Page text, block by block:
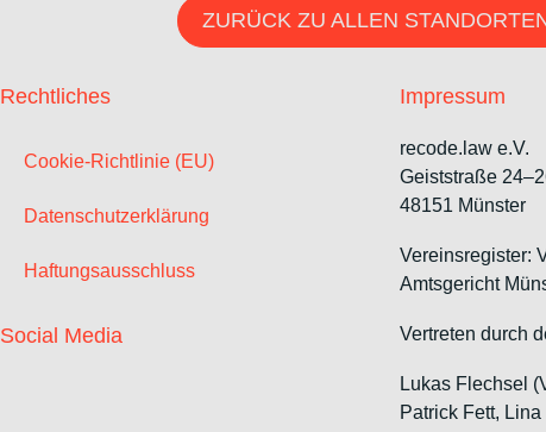
ZURÜCK ZU ALLEN
Rechtliches
Cookie-Richtlinie (EU)
Datenschutzerklärung
Haftungsausschluss
Social Media
Impressum
recode.law e.V.
Geiststraße
48151 Münster
Vereinsregister:
Amtsgericht
Vertreten durch
Lukas Flechsel
Patrick Fett,